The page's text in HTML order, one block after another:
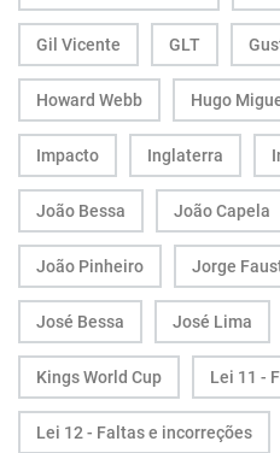
Gil Vicente GLT
Howard Webb Hugo
Impacto Inglaterra
João Bessa João Capela
João Pinheiro Jorge
José Bessa José Lima
Kings World Cup Lei 11 -
Lei 12 - Faltas e incorreções